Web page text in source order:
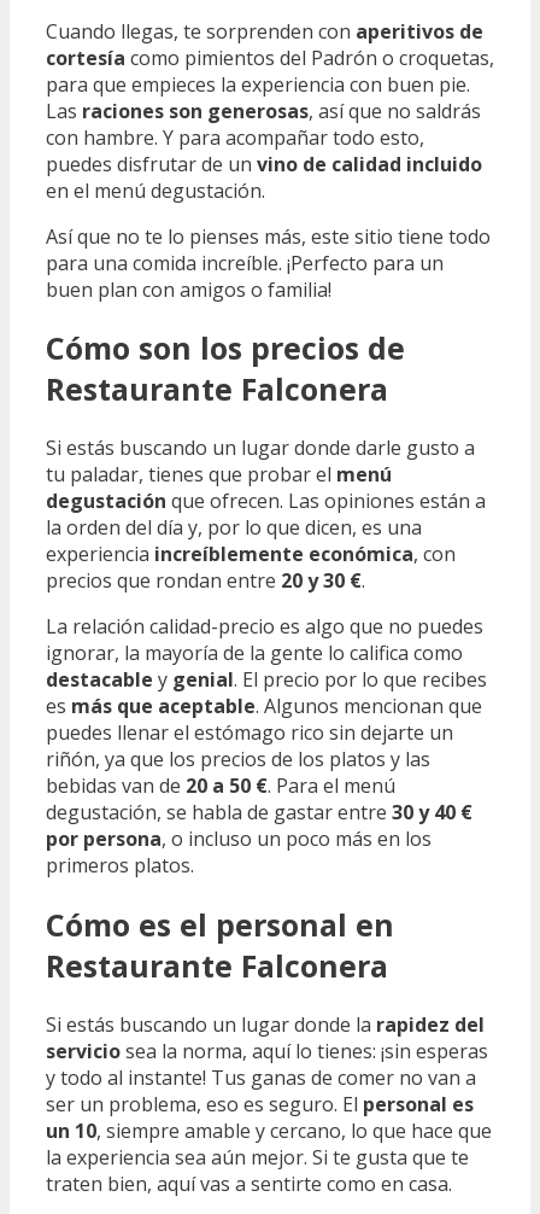
Cuando llegas, te sorprenden con aperitivos de
cortesía como pimientos del Padrón o croquetas,
para que empieces la experiencia con buen pie.
Las raciones son generosas, así que no saldrás
con hambre. Y para acompañar todo esto,
puedes disfrutar de un vino de calidad incluido
en el menú degustación.
Así que no te lo pienses más, este sitio tiene todo
para una comida increíble. ¡Perfecto para un
buen plan con amigos o familia!
Cómo son los precios de
Restaurante Falconera
Si estás buscando un lugar donde darle gusto a
tu paladar, tienes que probar el menú
degustación que ofrecen. Las opiniones están a
la orden del día y, por lo que dicen, es una
experiencia increíblemente económica, con
precios que rondan entre 20 y 30 €.
La relación calidad-precio es algo que no puedes
ignorar, la mayoría de la gente lo califica como
destacable y genial. El precio por lo que recibes
es más que aceptable. Algunos mencionan que
puedes llenar el estómago rico sin dejarte un
riñón, ya que los precios de los platos y las
bebidas van de 20 a 50 €. Para el menú
degustación, se habla de gastar entre 30 y 40 €
por persona, o incluso un poco más en los
primeros platos.
Cómo es el personal en
Restaurante Falconera
Si estás buscando un lugar donde la rapidez del
serviciosea la norma, aquí lo tienes: ¡sin esperas
y todo al instante! Tus ganas de comer no van a
ser un problema, eso es seguro. El personal es
un 10, siempre amable y cercano, lo que hace que
la experiencia sea aún mejor. Si te gusta que te
traten bien, aquí vas a sentirte como en casa.